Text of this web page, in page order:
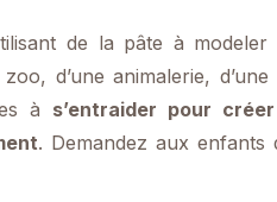
de la pâte à
d’une animalerie,
à s’entraider pour
. Demandez aux enfants